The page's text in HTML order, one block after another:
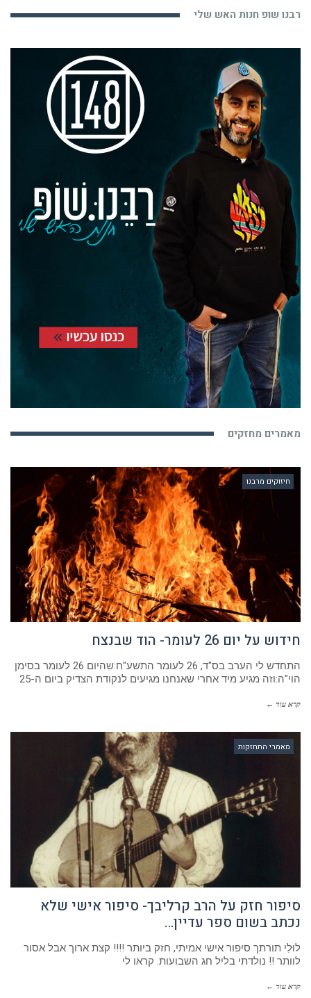
רבנו שופ חנות האש שלי
מאמרים מחזקים
חיזוקים מרבנו
חידוש על יום 26 לעומר- הוד שבנצח
התחדש לי הערב בס"ד, 26 לעומר התשע"ח:שהיום 26 לעומר בסימן
הוי"ה:וזה מגיע מיד אחרי שאנחנו מגיעים לנקודת הצדיק ביום ה-25
קרא עוד ←
מאמרי התחזקות
סיפור חזק על הרב קרליבך- סיפור אישי שלא
נכתב בשום ספר עדיין…
לוּלִי תורתך סיפור אישי אמיתי, חזק ביותר !!!! קצת ארוך אבל אסור
לוותר !! נולדתי בליל חג השבועות. קראו לי
קרא עוד ←